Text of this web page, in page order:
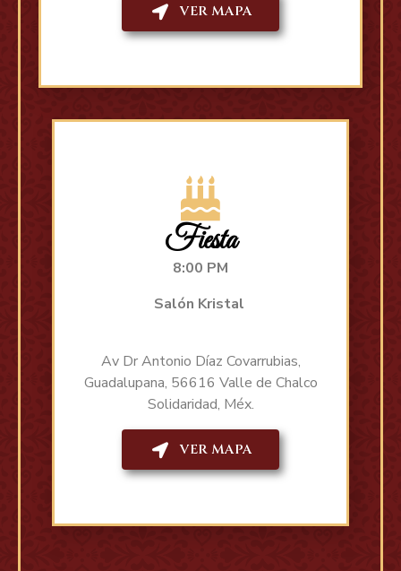
VER MAPA
Fiesta
8:00 PM
Salón Kristal
Av Dr Antonio Díaz Covarrubias,
Guadalupana, 56616 Valle de Chalco
Solidaridad, Méx.
VER MAPA